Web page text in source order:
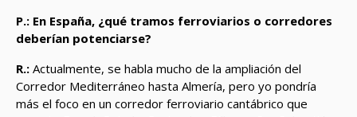
P.: En España, ¿qué tramos ferroviarios o corredores
deberían potenciarse?
R.: Actualmente, se habla mucho de la ampliación del
Corredor Mediterráneo hasta Almería, pero yo pondría
más el foco en un corredor ferroviario cantábrico que